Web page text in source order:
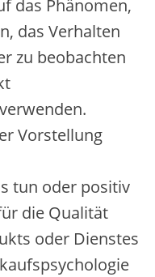
d‬as Phänomen,
d‬as Verhalten
z‬u beobachten
Vorstellung
t‬un o‬der positiv
d‬ie Qualität
o‬der Dienstes